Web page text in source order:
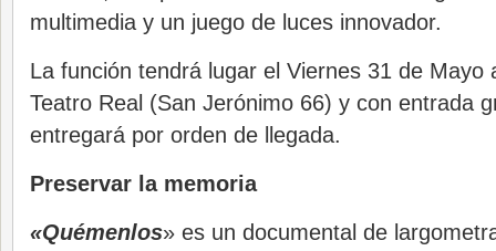
multimedia y un juego de luces innovador.
La función tendrá lugar el Viernes 31 de Mayo
Teatro Real (San Jerónimo 66) y con entrada
entregará por orden de llegada.
Preservar la memoria
«Quémenlos» es un documental de